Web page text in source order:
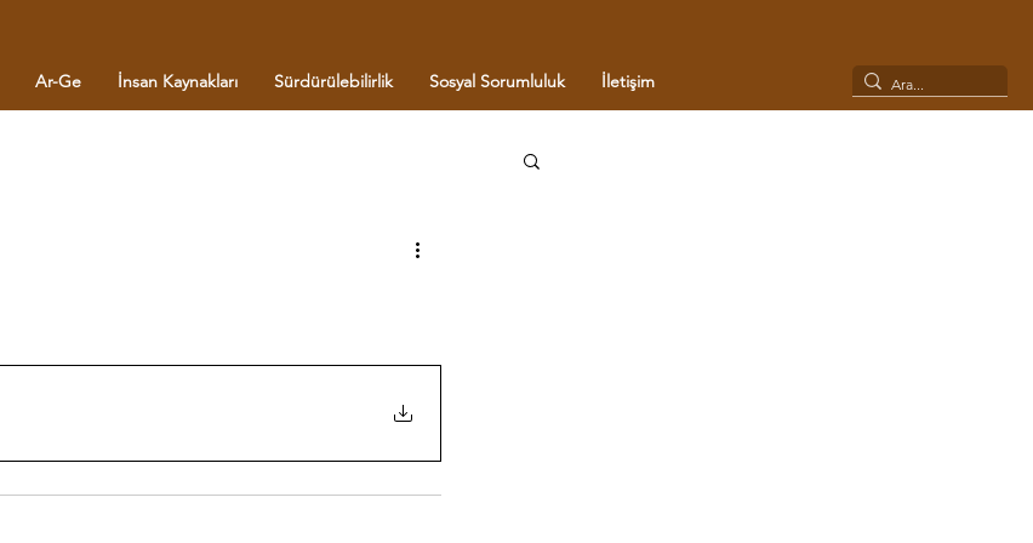
Ar-Ge İnsan Kaynakları Sürdürülebilirlik Sosyal Sorumluluk İletişim